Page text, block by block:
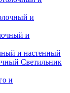
и
и настенный
Светильник